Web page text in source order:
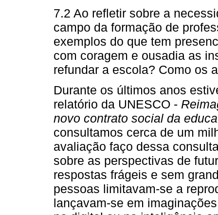
7.2 Ao refletir sobre a
campo da formação de
exemplos do que tem
com coragem e ousadia as
refundar a escola? Como os
Durante os últimos anos
relatório da UNESCO -
novo contrato social da
consultamos cerca de um
avaliação faço dessa
sobre as perspectivas de
respostas frágeis e sem
pessoas limitavam-se a
lançavam-se em